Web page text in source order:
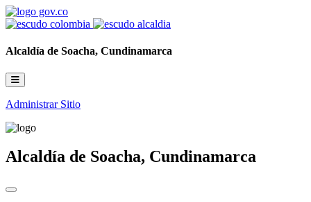
Alcaldía de Soacha, Cundinamarca
Administrar Sitio
Alcaldía de Soacha, Cundinamarca